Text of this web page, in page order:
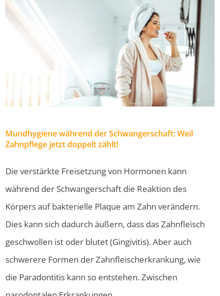
Mundhygiene während der Schwangerschaft: Weil
Zahnpflege jetzt doppelt zählt!
Die verstärkte Freisetzung von Hormonen kann
während der Schwangerschaft die Reaktion des
Körpers auf bakterielle Plaque am Zahn verändern.
Dies kann sich dadurch äußern, dass das Zahnfleisch
geschwollen ist oder blutet (Gingivitis). Aber auch
schwerere Formen der Zahnfleischerkrankung, wie
die Paradontitis kann so entstehen. Zwischen